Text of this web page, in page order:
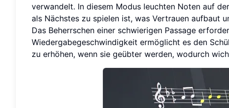
verwandelt. In diesem Modus leuchten Noten auf
als Nächstes zu spielen ist, was Vertrauen aufbaut
Das Beherrschen einer schwierigen Passage
Wiedergabegeschwindigkeit ermöglicht es den
zu erhöhen, wenn sie geübter werden, wodurch